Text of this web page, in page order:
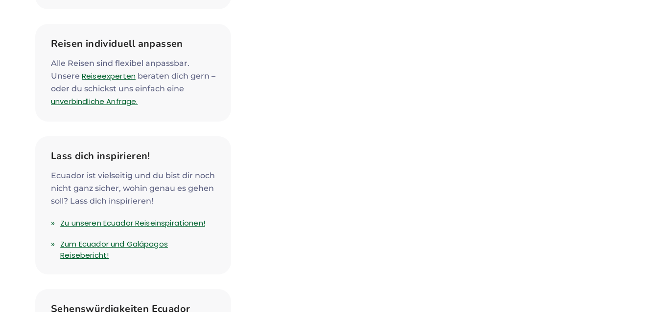
Reisen individuell anpassen
Alle Reisen sind flexibel anpassbar.
Unsere Reiseexpertenberaten dich gern –
oder du schickst uns einfach eine
unverbindliche Anfrage.
Lass dich inspirieren!
Ecuador ist vielseitig und du bist dir noch
nicht ganz sicher, wohin genau es gehen
soll? Lass dich inspirieren!
Zu unseren Ecuador Reiseinspirationen!
Zum Ecuador und Galápagos
Reisebericht!
Sehenswürdigkeiten Ecuador